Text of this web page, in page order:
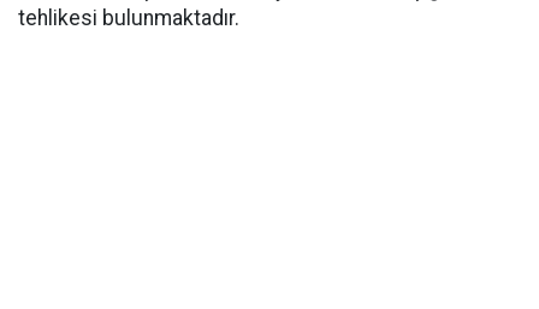
tehlikesi bulunmaktadır.